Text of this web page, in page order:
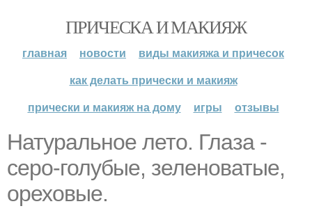
ПРИЧЕСКА И МАКИЯЖ
главная новости
виды макияжа и причесок
как делать прически и макияж
прически и макияж на дому
игры отзывы
Натуральное лето. Глаза -
серо-голубые, зеленоватые,
ореховые.